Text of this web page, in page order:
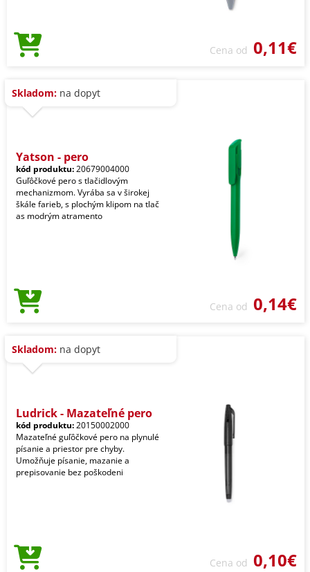
Cena od 0,11€
Skladom: na dopyt
Yatson - pero
kód produktu:20679004000
Guľôčkové pero s tlačidlovým
mechanizmom. Vyrába sa v širokej
škále farieb, s plochým klipom na tlač
as modrým atramento
Cena od 0,14€
Skladom: na dopyt
Ludrick - Mazateľné pero
kód produktu:20150002000
Mazateľné guľôčkové pero na plynulé
písanie a priestor pre chyby.
Umožňuje písanie, mazanie a
prepisovanie bez poškodeni
Cena od 0,10€